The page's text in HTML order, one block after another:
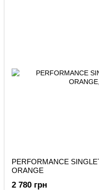
PERFORMANCE
ORANGE
2 780 грн